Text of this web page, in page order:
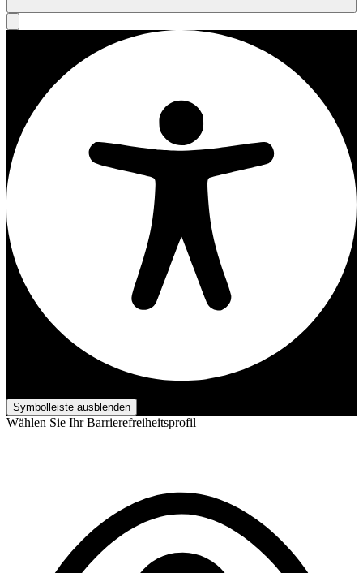
Symbolleiste ausblenden
Wählen Sie Ihr Barrierefreiheitsprofil